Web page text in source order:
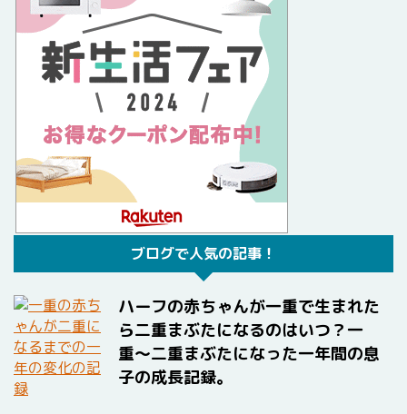
ブログで人気の記事！
ハーフの赤ちゃんが一重で生まれた
ら二重まぶたになるのはいつ？一
重〜二重まぶたになった一年間の息
子の成長記録。